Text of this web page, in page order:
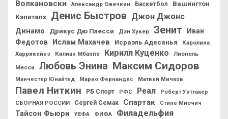
Волкановски
Александр Овечкин Баскетбол
Вашингтон
Кэпиталз
Денис Быстров Джон Джонс
Динамо Дрикус Дю Плесси Дэн Хукер Зенит
Иван
Федотов
Ислам Махачев Исраэль Адесанья
Каролина
Харрикейнз
Килиан Мбаппе Кирилл Куценко
Лионель
Месси
Любовь Энина Максим Сидоров
Манчестер Юнайтед Марио Фернандес Матвей Мичков
Павел Ниткин РБ Спорт РФС Реал Роберт Уиттакер
СБОРНАЯ РОССИИ Сергей Семак Спартак Стипе Миочич
Тайсон Фьюри УЕФА ФИФА
Филадельфия